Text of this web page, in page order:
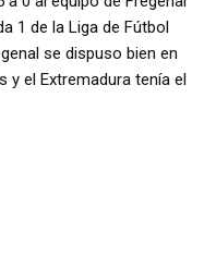
1 de la Liga de Fútbol
se dispuso bien en
el Extremadura tenía el